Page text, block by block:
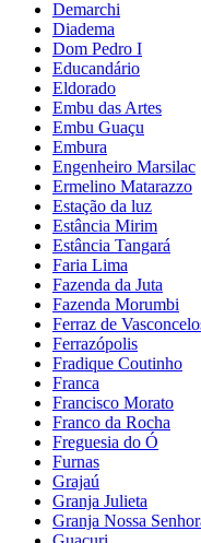
Demarchi
Diadema
Dom Pedro I
Educandário
Eldorado
Embu das Artes
Embu Guaçu
Embura
Engenheiro Marsilac
Ermelino Matarazzo
Estação da luz
Estância Mirim
Estância Tangará
Faria Lima
Fazenda da Juta
Fazenda Morumbi
Ferraz de
Ferrazópolis
Fradique Coutinho
Franca
Francisco Morato
Franco da Rocha
Freguesia do Ó
Furnas
Grajaú
Granja Julieta
Granja Nossa